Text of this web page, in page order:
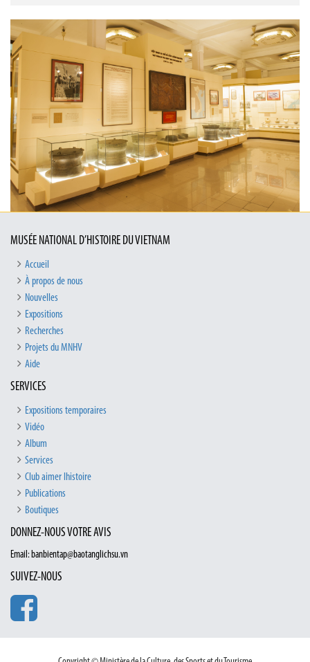
MUSÉE NATIONAL D’HISTOIRE DU VIETNAM
Accueil
À propos de nous
Nouvelles
Expositions
Recherches
Projets du MNHV
Aide
SERVICES
Expositions temporaires
Vidéo
Album
Services
Club aimer lhistoire
Publications
Boutiques
DONNEZ-NOUS VOTRE AVIS
Email: banbientap@baotanglichsu.vn
SUIVEZ-NOUS